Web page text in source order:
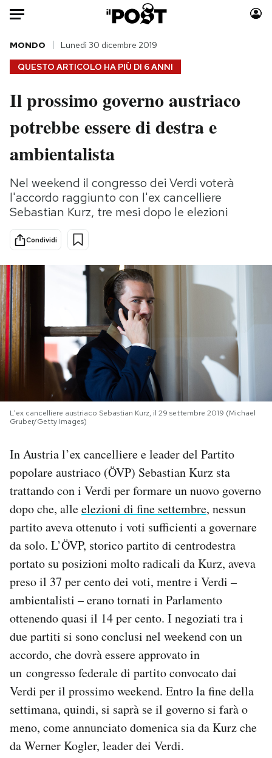
Auto
HOME
Italia
Politica
Tecnologia
Scienza
Cultura
Sport
Moda
Consumismi
Media
Europa
NEWSLETTER
I MIEI PREFERITI
SHOP
CALENDARIO
AREA PERSONALE
Area Personale
Newsletter
Notifiche mobile
Regala il Post
Hai bisogno di aiuto?
Esci
QUESTO ARTICOLO HA PIÙ DI 6 ANNI
MONDO Lunedì 30 dicembre 2019
Il prossimo governo austriaco
potrebbe essere di destra e
ambientalista
Nel weekend il congresso dei Verdi voterà
l'accordo raggiunto con l'ex cancelliere
Sebastian Kurz, tre mesi dopo le elezioni
Condividi
L'ex cancelliere austriaco Sebastian Kurz, il 29 settembre 2019 (Michael
Gruber/Getty Images)
In Austria l’ex cancelliere e leader del Partito
popolare austriaco (ÖVP) Sebastian Kurz sta
trattando con i Verdi per formare un nuovo governo
dopo che, alleelezioni di fine settembre, nessun
partito aveva ottenuto i voti sufficienti a governare
da solo. L’ÖVP, storico partito di centrodestra
portato su posizioni molto radicali da Kurz, aveva
preso il 37 per cento dei voti, mentre i Verdi –
ambientalisti – erano tornati in Parlamento
ottenendo quasi il 14 per cento. I negoziati tra i
due partiti si sono conclusi nel weekend con un
accordo, che dovrà essere approvato in
un congresso federale di partito convocato dai
Verdi per il prossimo weekend. Entro la fine della
settimana, quindi, si saprà se il governo si farà o
meno, come annunciato domenica sia da Kurz che
da Werner Kogler, leader dei Verdi.